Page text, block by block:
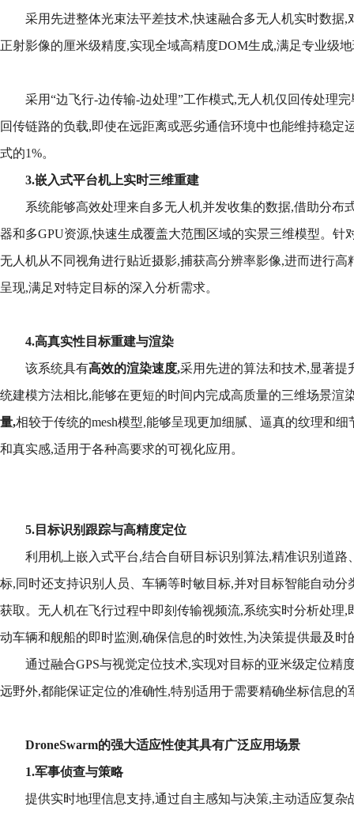
采用先进整体光束法平差技术,快速融合多无人机实时数据,
正射影像的厘米级精度,实现全域高精度DOM生成,满足专业级
采用“边飞行-边传输-边处理”工作模式,无人机仅回传处理
回传链路的负载,即使在远距离或恶劣通信环境中也能维持稳定
式的1%。
3.嵌入式平台机上实时三维重建
系统能够高效处理来自多无人机并发收集的数据,借助分布
器和多GPU资源,快速生成覆盖大范围区域的实景三维模型。针
无人机从不同视角进行贴近摄影,捕获高分辨率影像,进而进行高
呈现,满足对特定目标的深入分析需求。
4.高真实性目标重建与渲染
该系统具有高效的渲染速度,采用先进的算法和技术,显著提
统建模方法相比,能够在更短的时间内完成高质量的三维场景渲
量,相较于传统的mesh模型,能够呈现更加细腻、逼真的纹理和
和真实感,适用于各种高要求的可视化应用。
5.目标识别跟踪与高精度定位
利用机上嵌入式平台,结合自研目标识别算法,精准识别道路
标,同时还支持识别人员、车辆等时敏目标,并对目标智能自动分
获取。无人机在飞行过程中即刻传输视频流,系统实时分析处理,
动车辆和舰船的即时监测,确保信息的时效性,为决策提供最及时
通过融合GPS与视觉定位技术,实现对目标的亚米级定位精
远野外,都能保证定位的准确性,特别适用于需要精确坐标信息的
DroneSwarm的强大适应性使其具有广泛应用场景
1.军事侦查与策略
提供实时地理信息支持,通过自主感知与决策,主动适应复杂